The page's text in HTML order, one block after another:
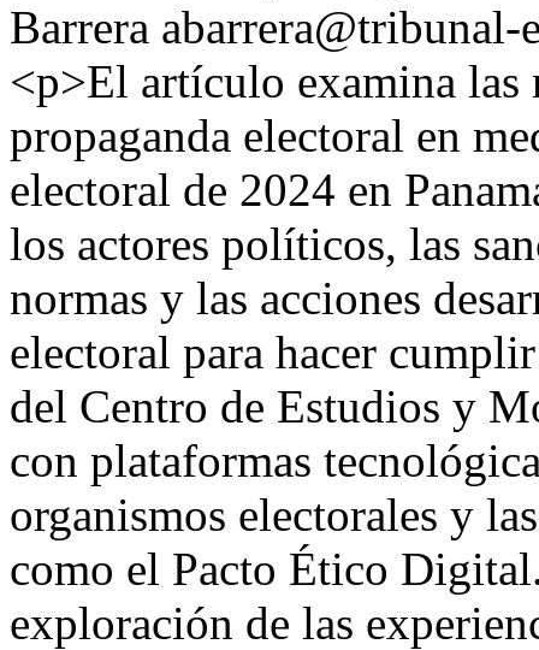
Barrera abarrera@tribunal-
<p>El artículo examina las
propaganda electoral en
electoral de 2024 en
los actores políticos, las
normas y las acciones
electoral para hacer
del Centro de Estudios y
con plataformas
organismos electorales y
como el Pacto Ético
exploración de las